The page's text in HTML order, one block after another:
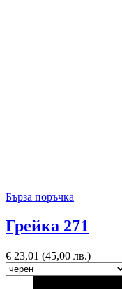
Бърза поръчка
Грейка 271
€ 23,01 (45,00 лв.)